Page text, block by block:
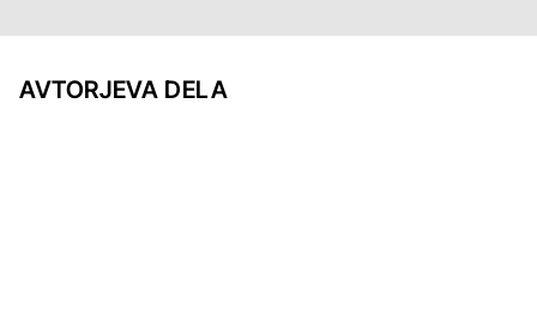
AVTORJEVA DELA